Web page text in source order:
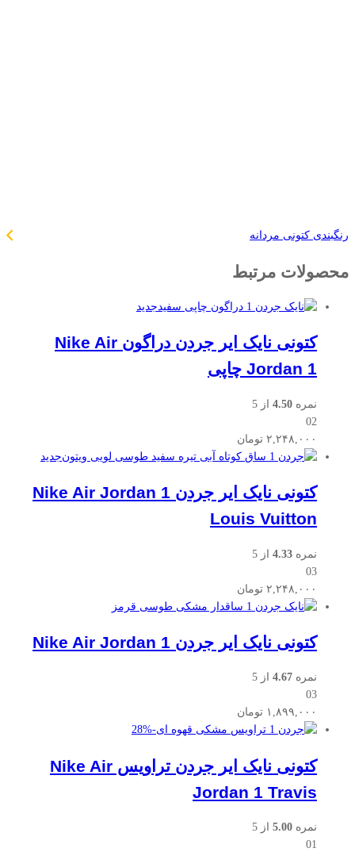
رنگبندی کتونی مردانه
محصولات مرتبط
جدید
کتونی نایک ایر جردن دراگون Nike Air
Jordan 1 چاپی
نمره 4.50 از 5
02
۲,۲۴۸,۰۰۰ تومان
جدید
کتونی نایک ایر جردن Nike Air Jordan 1
Louis Vuitton
نمره 4.33 از 5
03
۲,۲۴۸,۰۰۰ تومان
کتونی نایک ایر جردن Nike Air Jordan 1
نمره 4.67 از 5
03
۱,۸۹۹,۰۰۰ تومان
-
28%
کتونی نایک ایر جردن تراویس Nike Air
Jordan 1 Travis
نمره 5.00 از 5
01